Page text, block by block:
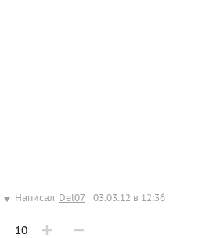
Написал Del07 03.03.12 в 12:36
10